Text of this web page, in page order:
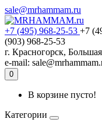
sale@mrhammam.ru
+7 (495) 968-25-53 +7
(903) 968-25-53
г. Красногорск,
e-mail:
0
В корзине пусто!
Категории